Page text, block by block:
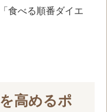
食べる順番ダイエ
高めるポ